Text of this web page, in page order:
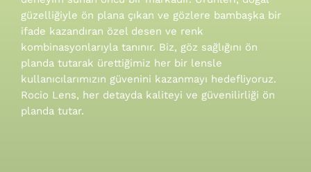
güzelliğiyle ön plana çıkan ve gözlere bambaşka bir
ifade kazandıran özel desen ve renk
kombinasyonlarıyla tanınır. Biz, göz sağlığını ön
planda tutarak ürettiğimiz her bir lensle
kullanıcılarımızın güvenini kazanmayı hedefliyoruz.
Rocio Lens, her detayda kaliteyi ve güvenilirliği ön
planda tutar.